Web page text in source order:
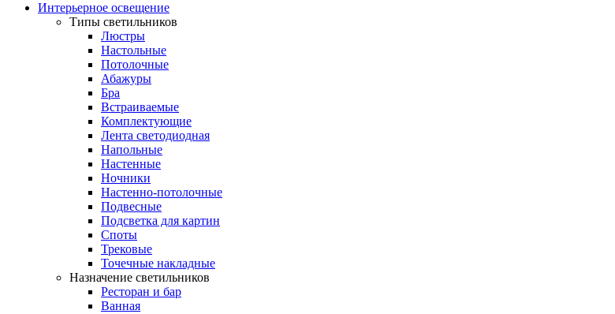
Интерьерное освещение
Типы светильников
Люстры
Настольные
Потолочные
Абажуры
Бра
Встраиваемые
Комплектующие
Лента светодиодная
Напольные
Настенные
Ночники
Настенно-потолочные
Подвесные
Подсветка для картин
Споты
Трековые
Точечные накладные
Назначение светильников
Ресторан и бар
Ванная